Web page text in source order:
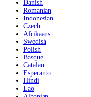
Danish
Romanian
Indonesian
Czech
Afrikaans
Swedish
Polish
Basque
Catalan
Esperanto
Hindi
Lao